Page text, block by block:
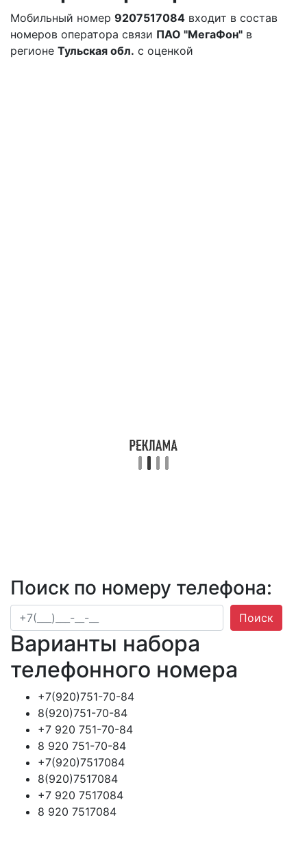
Мобильный номер 9207517084 входит в состав
номеров оператора связи ПАО "МегаФон" в
регионе Тульская обл. с оценкой
Поиск по номеру телефона:
Поиск
Варианты набора
телефонного номера
+7(920)751-70-84
8(920)751-70-84
+7 920 751-70-84
8 920 751-70-84
+7(920)7517084
8(920)7517084
+7 920 7517084
8 920 7517084